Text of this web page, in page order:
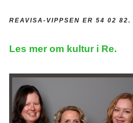
REAVISA-VIPPSEN ER 54 02 82.
Les mer om kultur i Re.